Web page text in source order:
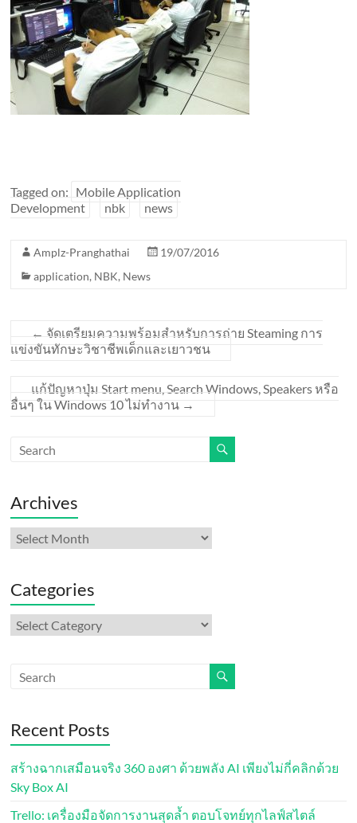
Tagged on: Mobile Application
Development
nbk news
Amplz-Pranghathai
19/07/2016
application, NBK, News
← จัดเตรียมความพร้อมสำหรับการถ่าย Steaming การ
แข่งขันทักษะวิชาชีพเด็กและเยาวชน
แก้ปัญหาปุ่ม Start menu, Search Windows, Speakers หรือ
อื่นๆ ใน Windows 10 ไม่ทำงาน →
Archives
Archives
Categories
Categories
Recent Posts
สร้างฉากเสมือนจริง 360 องศา ด้วยพลัง AI เพียงไม่กี่คลิกด้วย
Sky Box AI
Trello: เครื่องมือจัดการงานสุดล้ำ ตอบโจทย์ทุกไลฟ์สไตล์